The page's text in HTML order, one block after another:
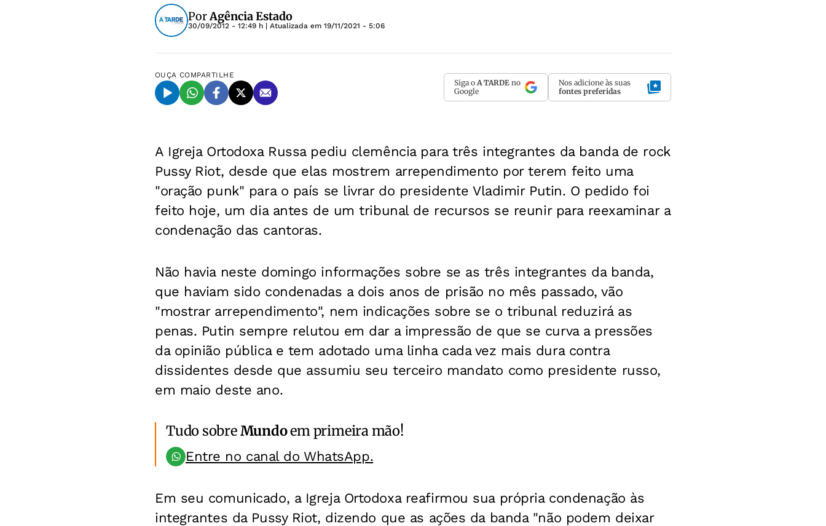
PorAgência Estado
30/09/2012 - 12:49 h | Atualizada em 19/11/2021 - 5:06
OUÇA COMPARTILHE
Siga o A TARDE no
Google
Nos adicione às suas
fontes preferidas
A Igreja Ortodoxa Russa pediu clemência para três integrantes da banda de rock
Pussy Riot, desde que elas mostrem arrependimento por terem feito uma
"oração punk" para o país se livrar do presidente Vladimir Putin. O pedido foi
feito hoje, um dia antes de um tribunal de recursos se reunir para reexaminar a
condenação das cantoras.
Não havia neste domingo informações sobre se as três integrantes da banda,
que haviam sido condenadas a dois anos de prisão no mês passado, vão
"mostrar arrependimento", nem indicações sobre se o tribunal reduzirá as
penas. Putin sempre relutou em dar a impressão de que se curva a pressões
da opinião pública e tem adotado uma linha cada vez mais dura contra
dissidentes desde que assumiu seu terceiro mandato como presidente russo,
em maio deste ano.
Tudo sobreMundoem primeira mão!
Entre no canal do WhatsApp.
Em seu comunicado, a Igreja Ortodoxa reafirmou sua própria condenação às
integrantes da Pussy Riot, dizendo que as ações da banda "não podem deixar